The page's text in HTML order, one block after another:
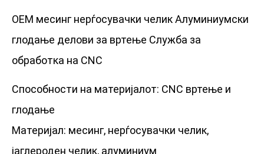
ОЕМ месинг нерѓосувачки челик Алуминиумски
глодање делови за вртење Служба за
обработка на CNC
Способности на материјалот: CNC вртење и
глодање
Материјал: месинг, нерѓосувачки челик,
јаглероден челик, алуминиум